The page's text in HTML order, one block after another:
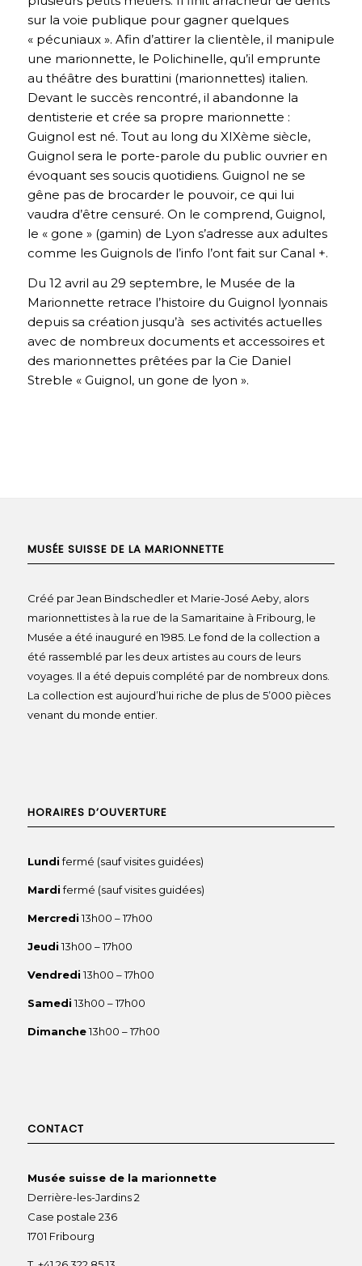
sur la voie publique pour gagner quelques
« pécuniaux ». Afin d’attirer la clientèle, il manipule
une marionnette, le Polichinelle, qu’il emprunte
au théâtre des burattini (marionnettes) italien.
Devant le succès rencontré, il abandonne la
dentisterie et crée sa propre marionnette :
Guignol est né. Tout au long du XIXème siècle,
Guignol sera le porte-parole du public ouvrier en
évoquant ses soucis quotidiens. Guignol ne se
gêne pas de brocarder le pouvoir, ce qui lui
vaudra d’être censuré. On le comprend, Guignol,
le « gone » (gamin) de Lyon s’adresse aux adultes
comme les Guignols de l’info l’ont fait sur Canal +.
Du 12 avril au 29 septembre, le Musée de la
Marionnette retrace l’histoire du Guignol lyonnais
depuis sa création jusqu’à ses activités actuelles
avec de nombreux documents et accessoires et
des marionnettes prêtées par la Cie Daniel
Streble « Guignol, un gone de lyon ».
MUSÉE SUISSE DE LA MARIONNETTE
Créé par Jean Bindschedler et Marie-José Aeby, alors
marionnettistes à la rue de la Samaritaine à Fribourg, le
Musée a été inauguré en 1985. Le fond de la collection a
été rassemblé par les deux artistes au cours de leurs
voyages. Il a été depuis complété par de nombreux dons.
La collection est aujourd’hui riche de plus de 5’000 pièces
venant du monde entier.
HORAIRES D’OUVERTURE
Lundifermé (sauf visites guidées)
Mardifermé (sauf visites guidées)
Mercredi13h00 – 17h00
Jeudi13h00 – 17h00
Vendredi13h00 – 17h00
Samedi13h00 – 17h00
Dimanche13h00 – 17h00
CONTACT
Musée suisse de la marionnette
Derrière-les-Jardins 2
Case postale 236
1701 Fribourg